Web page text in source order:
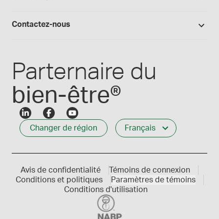
Qui nous servons
Contactez-nous
1-800-665-6334
Parternaire du
bien-être®
Changer de région Français
Avis de confidentialité
Témoins de connexion
Conditions et politiques
Paramètres de témoins
Conditions d'utilisation